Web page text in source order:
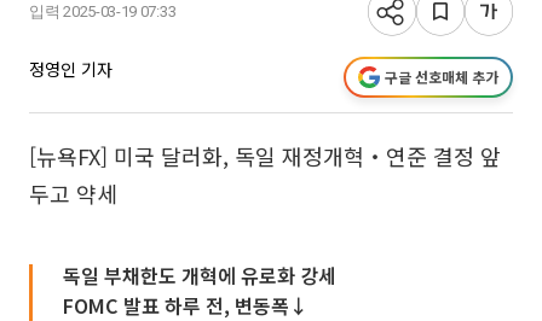
입력 2025-03-19 07:33
정영인 기자 구글 선호매체 추가
[뉴욕FX] 미국 달러화, 독일 재정개혁‧연준 결정 앞
두고 약세
독일 부채한도 개혁에 유로화 강세
FOMC 발표 하루 전, 변동폭↓